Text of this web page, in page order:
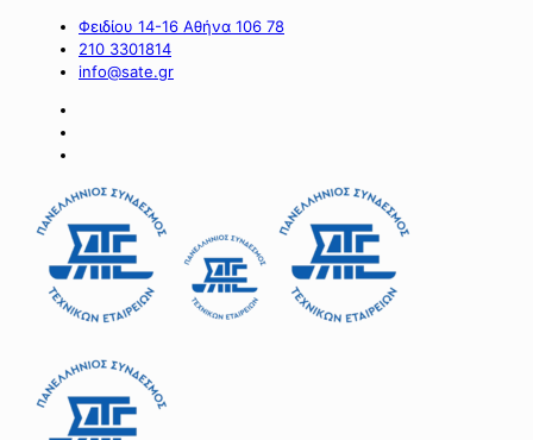
Φειδίου 14-16 Αθήνα 106 78
210 3301814
info@sate.gr